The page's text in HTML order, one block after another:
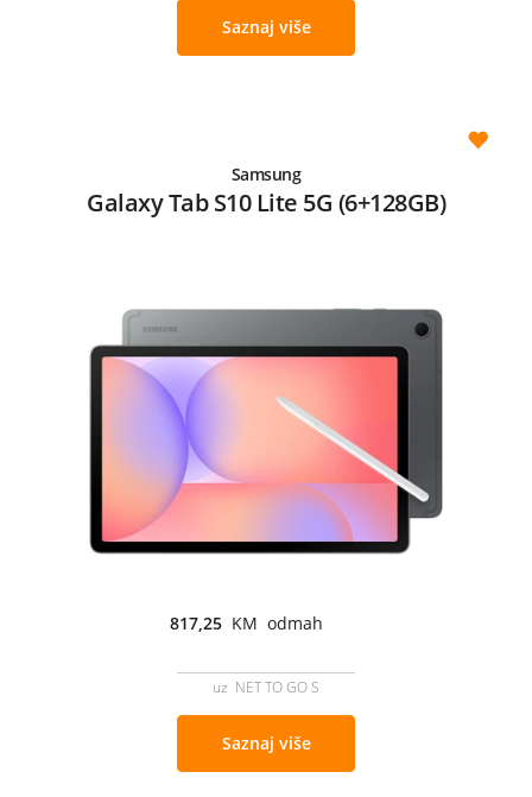
Saznaj više
Samsung
Galaxy Tab S10 Lite 5G (6+128GB)
817,25 KM odmah
uz NET TO GO S
Saznaj više